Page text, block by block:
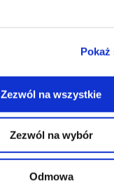
Pokaż
Zezwól na wszystkie
Zezwól na wybór
Odmowa